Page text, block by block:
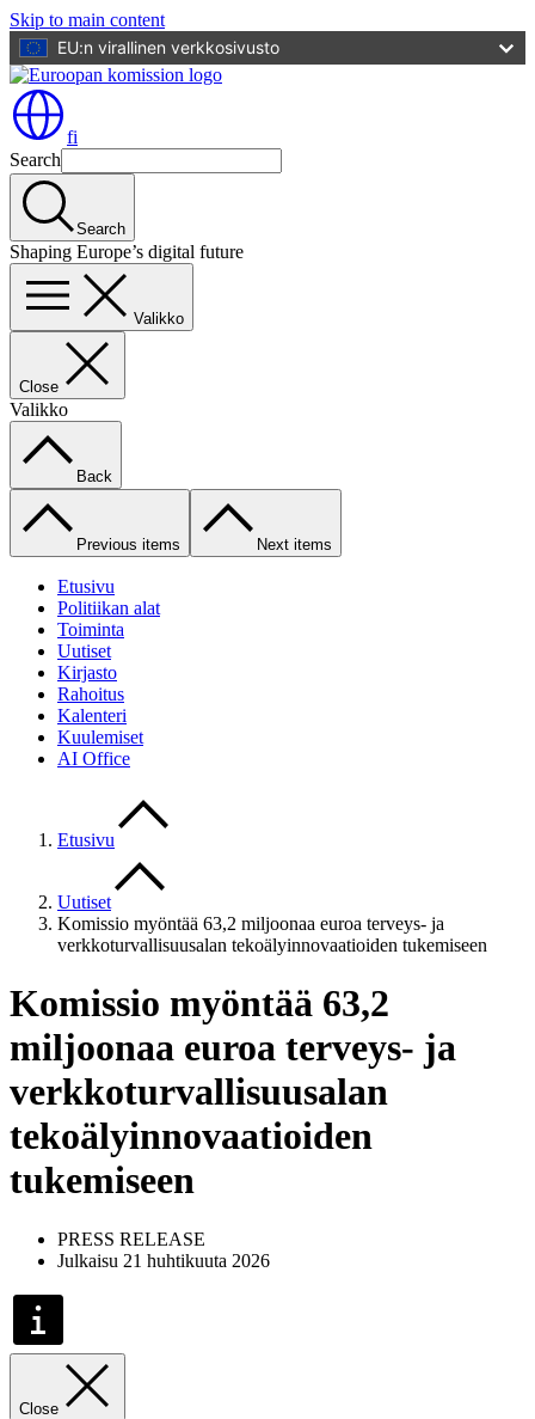
Skip to main content
EU:n virallinen verkkosivusto
fi
Search
Search
Shaping Europe’s digital future
Valikko
Close
Valikko
Back
Previous items Next items
Etusivu
Politiikan alat
Toiminta
Uutiset
Kirjasto
Rahoitus
Kalenteri
Kuulemiset
AI Office
Etusivu
Uutiset
Komissio myöntää 63,2 miljoonaa euroa terveys- ja
verkkoturvallisuusalan tekoälyinnovaatioiden tukemiseen
Komissio myöntää 63,2
miljoonaa euroa terveys- ja
verkkoturvallisuusalan
tekoälyinnovaatioiden
tukemiseen
PRESS RELEASE
Julkaisu 21 huhtikuuta 2026
Close